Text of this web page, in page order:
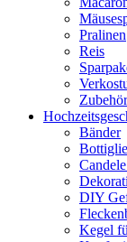
Pralinen
Reis
Zubehör
Bänder
DIY
Kegel